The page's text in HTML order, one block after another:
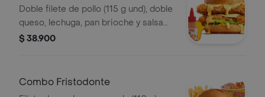
Doble filete de pollo (115 g und), doble
queso, lechuga, pan brioche y salsa
Thai ranch
$ 38.900
Combo Fristodonte